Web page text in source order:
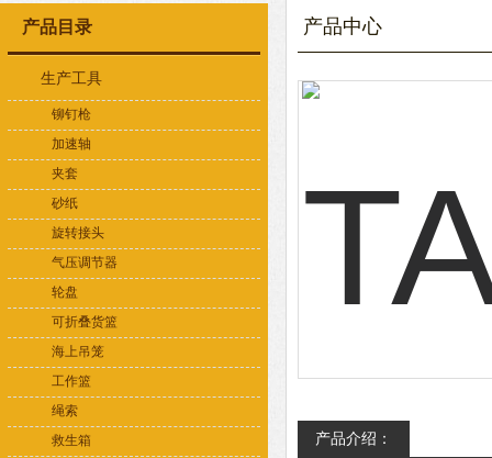
产品目录
生产工具
铆钉枪
加速轴
夹套
砂纸
旋转接头
气压调节器
轮盘
可折叠货篮
海上吊笼
工作篮
绳索
救生箱
产品中心
产品介绍：